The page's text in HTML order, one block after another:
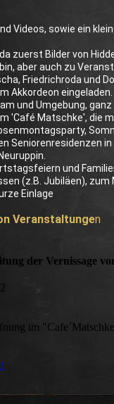
Videos, sowie ein
zuerst Bilder von
aber auch zu
Friedrichroda und
Akkordeon eingeladen.
und Umgebung,
'Café Matschke', die
Seniorenresidenzen
und
(z.B. Jubiläen), zum
Einlage
Veranstaltungen
der Vernissage
im